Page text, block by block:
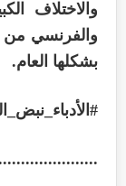
والاختلاف
والفرنسي من
بشكلها العام.